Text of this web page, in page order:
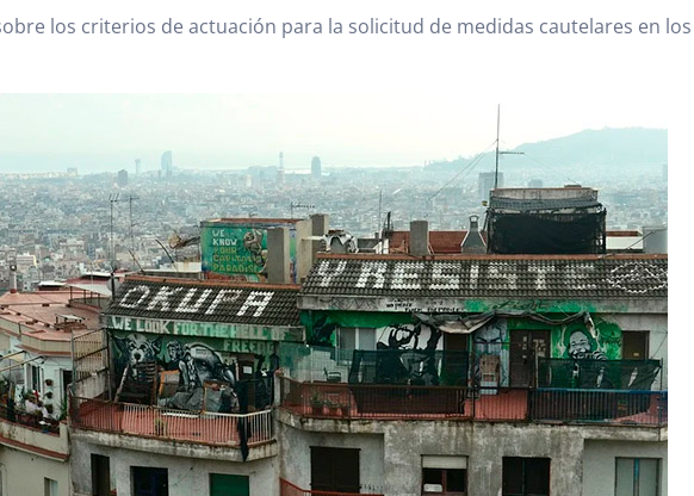
los criterios de actuación para la solicitud de medidas cautelares en los